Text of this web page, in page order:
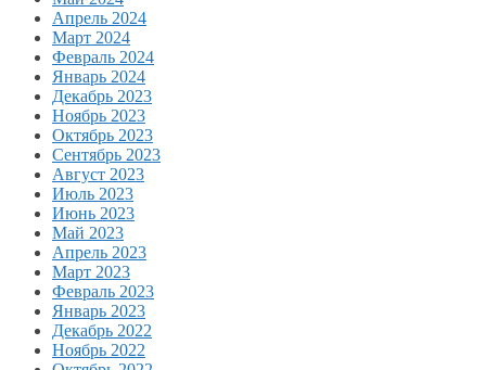
Апрель 2024
Март 2024
Февраль 2024
Январь 2024
Декабрь 2023
Ноябрь 2023
Октябрь 2023
Сентябрь 2023
Август 2023
Июль 2023
Июнь 2023
Май 2023
Апрель 2023
Март 2023
Февраль 2023
Январь 2023
Декабрь 2022
Ноябрь 2022